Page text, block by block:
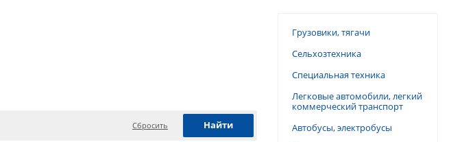
Сбросить
Грузовики, тягачи
Сельхозтехника
Специальная техника
Легковые автомобили, легкий
коммерческий транспорт
Автобусы, электробусы